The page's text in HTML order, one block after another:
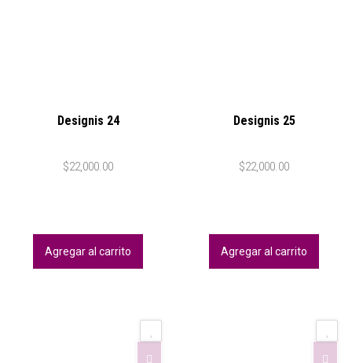
Designis 24
$22,000.00
Agregar al carrito
Designis 25
$22,000.00
Agregar al carrito